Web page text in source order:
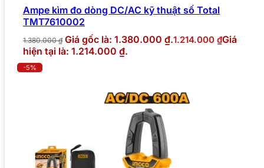
Ampe kìm đo dòng DC/AC kỹ thuật số Total
TMT7610002
1.380.000₫ Giá gốc là: 1.380.000 ₫.1.214.000 ₫Giá
hiện tại là: 1.214.000 ₫.
-5%